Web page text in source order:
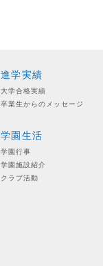
進学実績
大学合格実績
卒業生からのメッセージ
学園生活
学園行事
学園施設紹介
クラブ活動